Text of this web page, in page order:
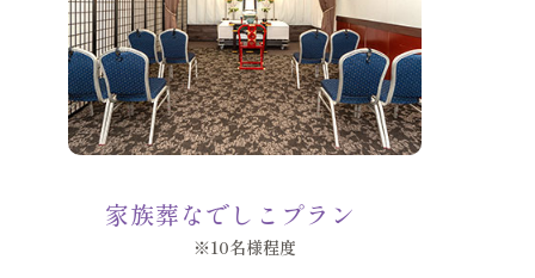
家族葬なでしこプラン
※10名様程度